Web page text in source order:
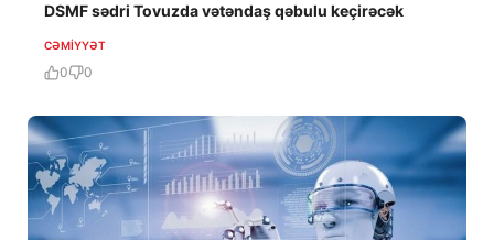
DSMF sədri Tovuzda vətəndaş qəbulu keçirəcək
CƏMIYYƏT
0 0